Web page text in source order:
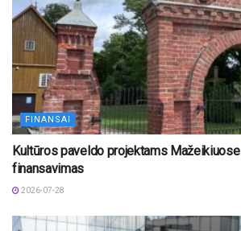
FINANSAI
Kultūros paveldo projektams
finansavimas
2026-07-28